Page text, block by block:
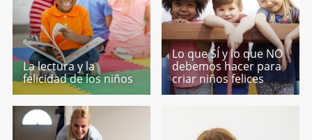
La lectura y la
felicidad de los niños
Lo que SÍ y lo que NO
debemos hacer para
criar niños felices